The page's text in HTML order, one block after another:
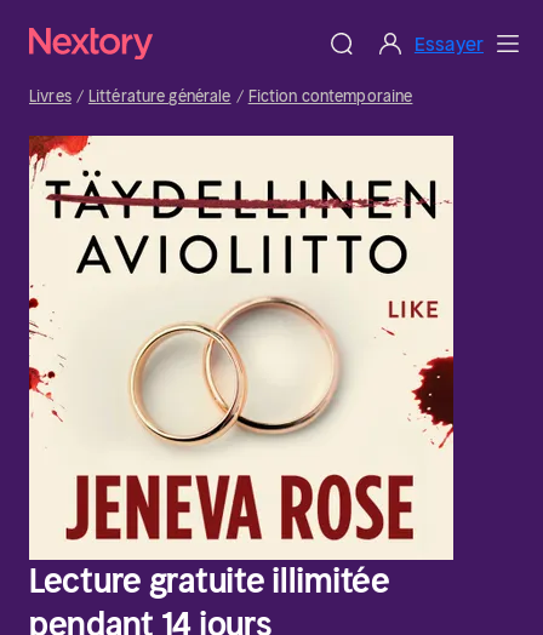
Essayer
Livres Littérature générale Fiction contemporaine
Lecture gratuite illimitée
pendant 14 jours